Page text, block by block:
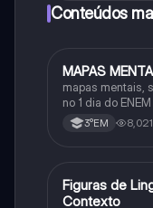
Conteúdos
Português
MAPAS
mapas mentais,
no 1 dia do ENEM
3°EM 8,021
FPortuguês
Figuras de
Contexto